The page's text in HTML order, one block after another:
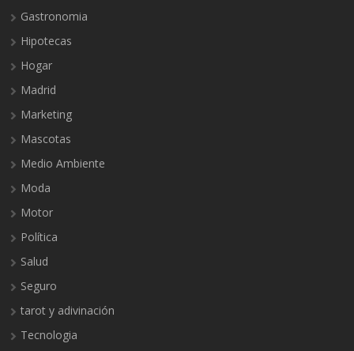
Gastronomia
Hipotecas
Hogar
Madrid
Marketing
Mascotas
Medio Ambiente
Moda
Motor
Política
Salud
Seguro
tarot y adivinación
Tecnologia